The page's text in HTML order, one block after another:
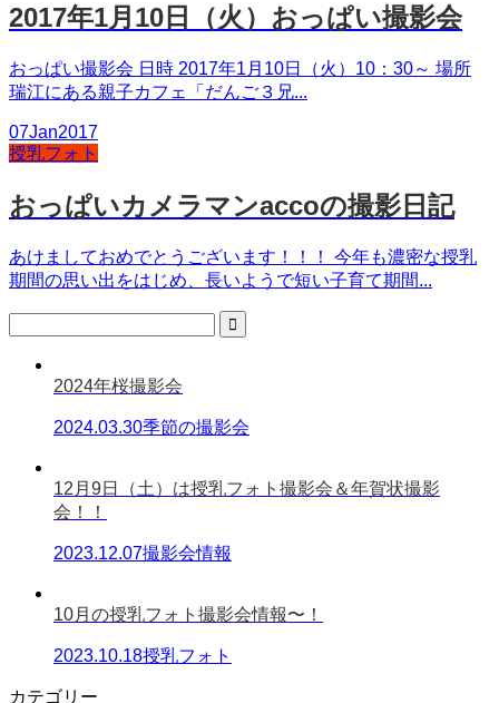
2017年1月10日（火）おっぱい撮影会
おっぱい撮影会 日時 2017年1月10日（火）10：30～ 場所
瑞江にある親子カフェ「だんご３兄...
07Jan2017
授乳フォト
おっぱいカメラマンaccoの撮影日記
あけましておめでとうございます！！！ 今年も濃密な授乳
期間の思い出をはじめ、長いようで短い子育て期間...
2024年桜撮影会
2024.03.30季節の撮影会
12月9日（土）は授乳フォト撮影会＆年賀状撮影
会！！
2023.12.07撮影会情報
10月の授乳フォト撮影会情報〜！
2023.10.18授乳フォト
カテゴリー